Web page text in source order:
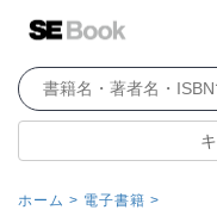
ホーム > 電子書籍 >